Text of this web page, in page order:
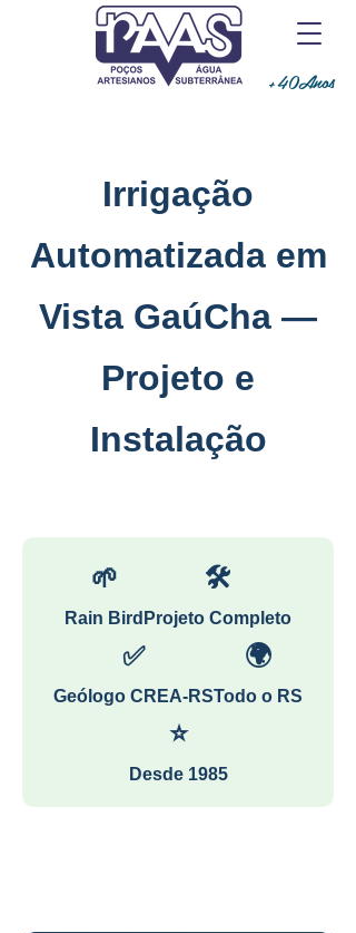
+40Anos
Irrigação
Automatizada em
Vista GaúCha —
Projeto e
Instalação
🌱
Rain Bird
🛠
Projeto Completo
✅
Geólogo CREA-RS
🌍
Todo o RS
⭐
Desde 1985